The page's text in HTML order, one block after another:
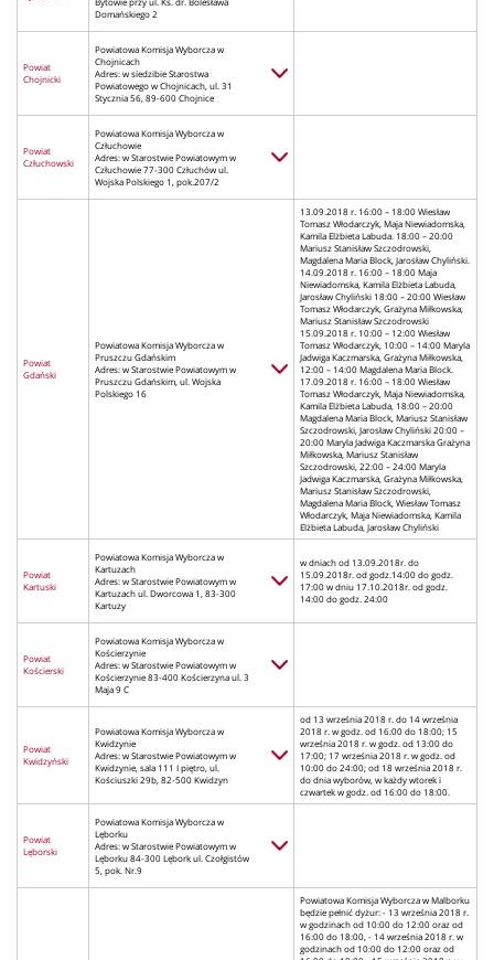
Domańskiego 2
Powiat
Chojnicki
Powiatowa Komisja Wyborcza w
Chojnicach
Adres: w siedzibie Starostwa
Powiatowego w Chojnicach, ul. 31
Stycznia 56, 89-600 Chojnice
Powiat
Człuchowski
Powiatowa Komisja Wyborcza w
Człuchowie
Adres: w Starostwie Powiatowym w
Człuchowie 77-300 Człuchów ul.
Wojska Polskiego 1, pok.207/2
Powiat
Gdański
Powiatowa Komisja Wyborcza w
Pruszczu Gdańskim
Adres: w Starostwie Powiatowym w
Pruszczu Gdańskim, ul. Wojska
Polskiego 16
13.09.2018 r. 16:00 – 18:00 Wiesław
Tomasz Włodarczyk, Maja Niewiadomska,
Kamila Elżbieta Labuda. 18:00 – 20:00
Mariusz Stanisław Szczodrowski,
Magdalena Maria Block, Jarosław Chyliński.
14.09.2018 r. 16:00 – 18:00 Maja
Niewiadomska, Kamila Elżbieta Labuda,
Jarosław Chyliński 18:00 – 20:00 Wiesław
Tomasz Włodarczyk, Grażyna Miłkowska,
Mariusz Stanisław Szczodrowski
15.09.2018 r. 10:00 – 12:00 Wiesław
Tomasz Włodarczyk, 10:00 – 14:00 Maryla
Jadwiga Kaczmarska, Grażyna Miłkowska,
12:00 – 14:00 Magdalena Maria Block.
17.09.2018 r. 16:00 – 18:00 Wiesław
Tomasz Włodarczyk, Maja Niewiadomska,
Kamila Elżbieta Labuda, 18:00 – 20:00
Magdalena Maria Block, Mariusz Stanisław
Szczodrowski, Jarosław Chyliński 20:00 –
20:00 Maryla Jadwiga Kaczmarska Grażyna
Miłkowska, Mariusz Stanisław
Szczodrowski, 22:00 – 24:00 Maryla
Jadwiga Kaczmarska, Grażyna Miłkowska,
Mariusz Stanisław Szczodrowski,
Magdalena Maria Block, Wiesław Tomasz
Włodarczyk, Maja Niewiadomska, Kamila
Elżbieta Labuda, Jarosław Chyliński
Powiat
Kartuski
Powiatowa Komisja Wyborcza w
Kartuzach
Adres: w Starostwie Powiatowym w
Kartuzach ul. Dworcowa 1, 83-300
Kartuzy
w dniach od 13.09.2018r. do
15.09.2018r. od godz.14:00 do godz.
17:00 w dniu 17.10.2018r. od godz.
14:00 do godz. 24:00
Powiat
Kościerski
Powiatowa Komisja Wyborcza w
Kościerzynie
Adres: w Starostwie Powiatowym w
Kościerzynie 83-400 Kościerzyna ul. 3
Maja 9 C
Powiat
Kwidzyński
Powiatowa Komisja Wyborcza w
Kwidzynie
Adres: w Starostwie Powiatowym w
Kwidzynie, sala 111 I piętro, ul.
Kościuszki 29b, 82-500 Kwidzyn
od 13 września 2018 r. do 14 września
2018 r. w godz. od 16:00 do 18:00; 15
września 2018 r. w godz. od 13:00 do
17:00; 17 września 2018 r. w godz. od
10:00 do 24:00; od 18 września 2018 r.
do dnia wyborów, w każdy wtorek i
czwartek w godz. od 16:00 do 18:00.
Powiat
Lęborski
Powiatowa Komisja Wyborcza w
Lęborku
Adres: w Starostwie Powiatowym w
Lęborku 84-300 Lębork ul. Czołgistów
5, pok. Nr.9
Powiatowa Komisja Wyborcza w Malborku
będzie pełnić dyżur: - 13 września 2018 r.
w godzinach od 10:00 do 12:00 oraz od
16:00 do 18:00, - 14 września 2018 r. w
godzinach od 10:00 do 12:00 oraz od